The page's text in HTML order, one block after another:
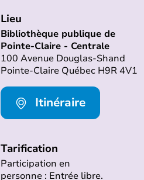
Lieu
Bibliothèque publique de
Pointe-Claire - Centrale
100 Avenue Douglas-Shand
Pointe-Claire Québec H9R 4V1
Itinéraire
Tarification
Participation en
personne : Entrée libre.